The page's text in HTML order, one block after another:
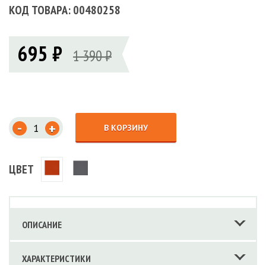
КОД ТОВАРА: 00480258
695 ₽ 1 390 ₽
- + В КОРЗИНУ
ЦВЕТ
ОПИСАНИЕ
ХАРАКТЕРИСТИКИ